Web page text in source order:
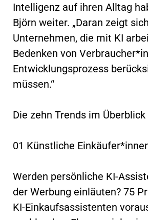
Intelligenz auf ihren Alltag
Björn weiter. „Daran zeigt
Unternehmen, die mit KI
Bedenken von
Entwicklungsprozess
müssen.“
Die zehn Trends im Überblick
01 Künstliche
Werden persönliche KI-
der Werbung einläuten? 75
KI-Einkaufsassistenten